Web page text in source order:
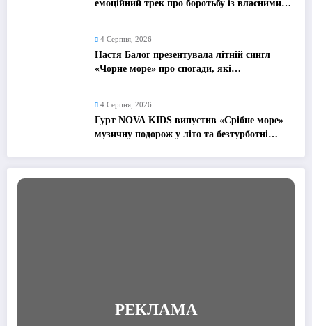
емоційний трек про боротьбу із власними
4 Серпня, 2026
Настя Балог презентувала літній сингл
«Чорне море» про спогади, які
4 Серпня, 2026
Гурт NOVA KIDS випустив «Срібне море» –
музичну подорож у літо та безтурботні
РЕКЛАМА